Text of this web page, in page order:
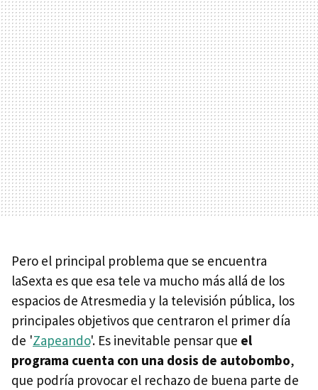
Pero el principal problema que se encuentra
laSexta es que esa tele va mucho más allá de los
espacios de Atresmedia y la televisión pública, los
principales objetivos que centraron el primer día
de 'Zapeando'. Es inevitable pensar que el
programa cuenta con una dosis de autobombo,
que podría provocar el rechazo de buena parte de